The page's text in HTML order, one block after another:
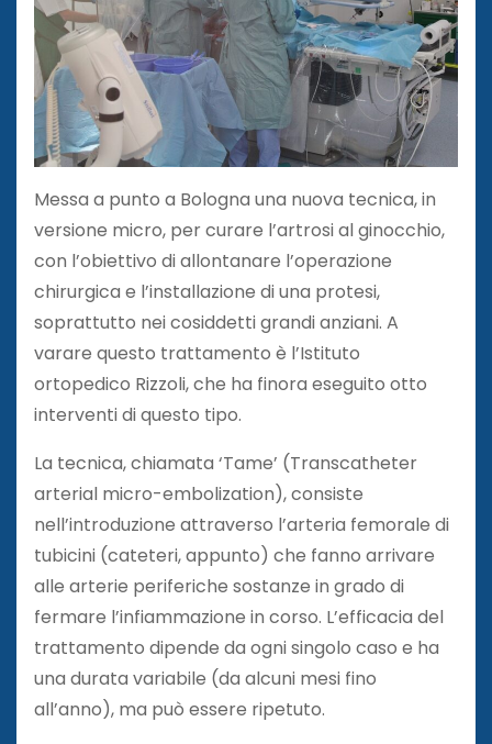
Messa a punto a Bologna una nuova tecnica, in
versione micro, per curare l’artrosi al ginocchio,
con l’obiettivo di allontanare l’operazione
chirurgica e l’installazione di una protesi,
soprattutto nei cosiddetti grandi anziani. A
varare questo trattamento è l’Istituto
ortopedico Rizzoli, che ha finora eseguito otto
interventi di questo tipo.
La tecnica, chiamata ‘Tame’ (Transcatheter
arterial micro-embolization), consiste
nell’introduzione attraverso l’arteria femorale di
tubicini (cateteri, appunto) che fanno arrivare
alle arterie periferiche sostanze in grado di
fermare l’infiammazione in corso. L’efficacia del
trattamento dipende da ogni singolo caso e ha
una durata variabile (da alcuni mesi fino
all’anno), ma può essere ripetuto.